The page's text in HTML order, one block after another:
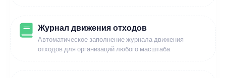
Журнал движения отходов
Автоматическое заполнение журнала движения
отходов для организаций любого масштаба